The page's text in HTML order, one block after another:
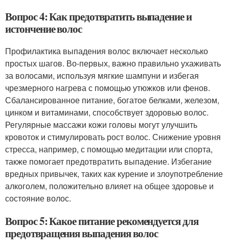
Вопрос 4: Как предотвратить выпадение и
истончение волос
Профилактика выпадения волос включает несколько
простых шагов. Во-первых, важно правильно ухаживать
за волосами, используя мягкие шампуни и избегая
чрезмерного нагрева с помощью утюжков или фенов.
Сбалансированное питание, богатое белками, железом,
цинком и витаминами, способствует здоровью волос.
Регулярные массажи кожи головы могут улучшить
кровоток и стимулировать рост волос. Снижение уровня
стресса, например, с помощью медитации или спорта,
также помогает предотвратить выпадение. Избегание
вредных привычек, таких как курение и злоупотребление
алкоголем, положительно влияет на общее здоровье и
состояние волос.
Вопрос 5: Какое питание рекомендуется для
предотвращения выпадения волос